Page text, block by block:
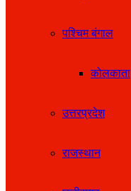
पश्चिम बंगाल
कोलकाता
उत्तरप्रदेश
राजस्थान